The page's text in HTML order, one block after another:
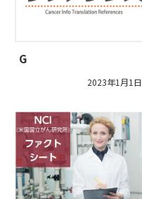
G
2023年1月1日